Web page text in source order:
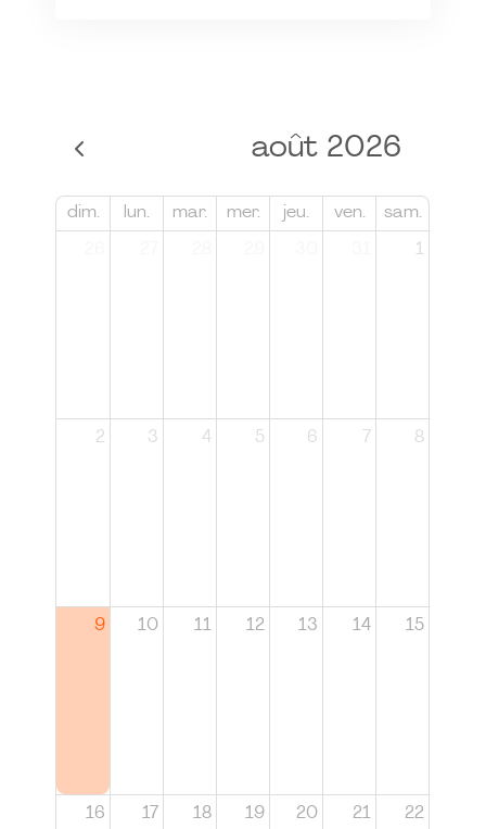
août 2026
dim. lun. mar. mer. jeu. ven. sam.
1
2 3 4 5 6 7 8
9 10 11 12 13 14 15
16 17 18 19 20 21 22